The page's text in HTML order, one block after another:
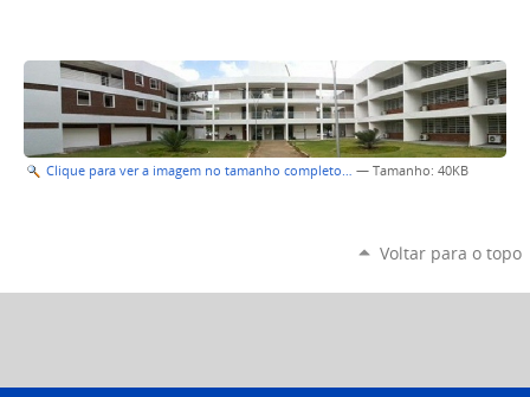
Clique para ver a imagem no tamanho completo… — Tamanho: 40KB
Voltar para o topo